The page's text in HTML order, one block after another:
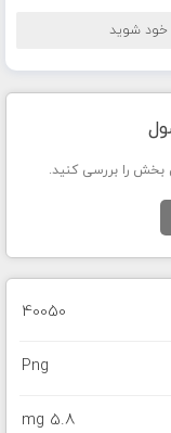
خود شوید
بخش را بررسی کنید.
40050
Png
5.8 mg